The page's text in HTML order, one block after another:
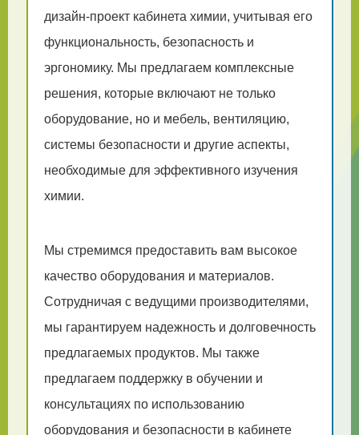
дизайн-проект кабинета химии, учитывая его
функциональность, безопасность и
эргономику. Мы предлагаем комплексные
решения, которые включают не только
оборудование, но и мебель, вентиляцию,
системы безопасности и другие аспекты,
необходимые для эффективного изучения
химии.
Мы стремимся предоставить вам высокое
качество оборудования и материалов.
Сотрудничая с ведущими производителями,
мы гарантируем надежность и долговечность
предлагаемых продуктов. Мы также
предлагаем поддержку в обучении и
консультациях по использованию
оборудования и безопасности в кабинете